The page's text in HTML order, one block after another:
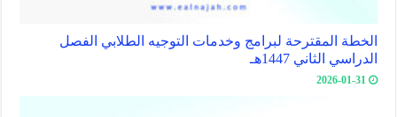
الخطة المقترحة لبرامج وخدمات التوجيه الطلابي الفصل
الدراسي الثاني 1447هـ
2026-01-31